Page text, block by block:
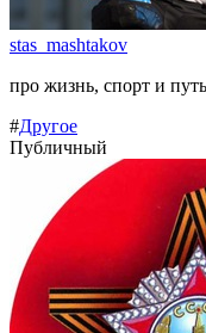
stas_mashtakov
про жизнь, спорт и
#Другое
Публичный